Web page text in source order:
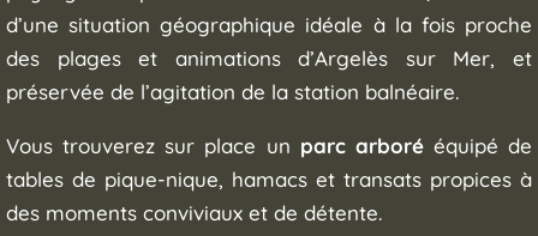
d’une situation géographique idéale à la fois proche
des plages et animations d’Argelès sur Mer, et
préservée de l’agitation de la station balnéaire.
Vous trouverez sur place un parc arborééquipé de
tables de pique-nique, hamacs et transats propices à
des moments conviviaux et de détente.